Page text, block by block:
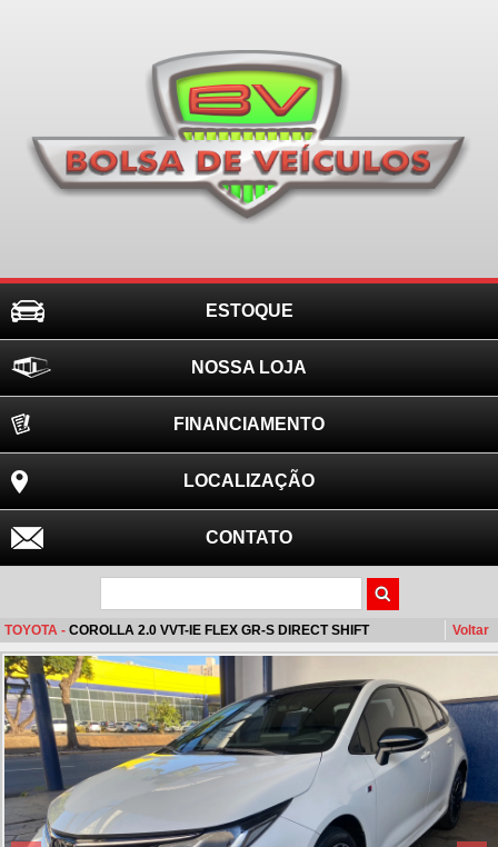
ESTOQUE
NOSSA LOJA
FINANCIAMENTO
LOCALIZAÇÃO
CONTATO
TOYOTA - COROLLA 2.0 VVT-IE FLEX GR-S DIRECT SHIFT Voltar